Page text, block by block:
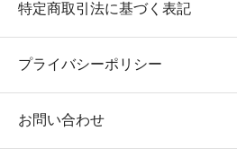
特定商取引法に基づく表記
プライバシーポリシー
お問い合わせ